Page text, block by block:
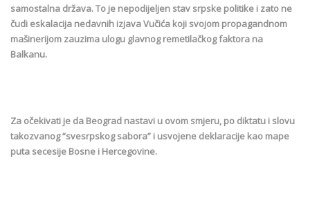
samostalna država. To je nepodijeljen stav srpske politike i zato ne
čudi eskalacija nedavnih izjava Vučića koji svojom propagandnom
mašinerijom zauzima ulogu glavnog remetilačkog faktora na
Balkanu.
Za očekivati je da Beograd nastavi u ovom smjeru, po diktatu i slovu
takozvanog “svesrpskog sabora” i usvojene deklaracije kao mape
puta secesije Bosne i Hercegovine.